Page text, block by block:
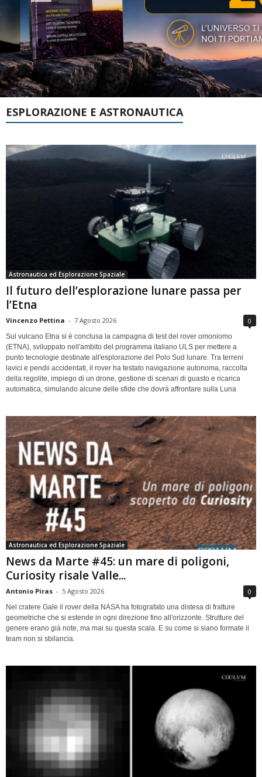
ESPLORAZIONE E ASTRONAUTICA
Astronautica ed Esplorazione Spaziale
Il futuro dell’esplorazione lunare passa per
l’Etna
Vincenzo Pettina - 7 Agosto 2026 0
Sul vulcano Etna si è conclusa la campagna di test del rover omoniomo
(ETNA), sviluppato nell'ambito del programma italiano ULS per mettere a
punto tecnologie destinate all'esplorazione del Polo Sud lunare. Tra terreni
lavici e pendii accidentati, il rover ha testato navigazione autonoma, raccolta
della regolite, impiego di un drone, gestione di scenari di guasto e ricarica
automatica, simulando alcune delle sfide che dovrà affrontare sulla Luna
Astronautica ed Esplorazione Spaziale
News da Marte #45: un mare di poligoni,
Curiosity risale Valle...
Antonio Piras - 5 Agosto 2026 0
Nel cratere Gale il rover della NASA ha fotografato una distesa di fratture
geometriche che si estende in ogni direzione fino all'orizzonte. Strutture del
genere erano già note, ma mai su questa scala. E su come si siano formate il
team non si sbilancia.